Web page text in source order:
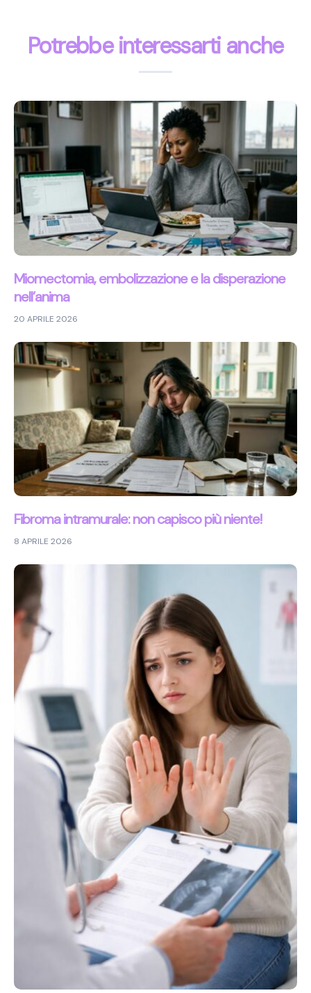
Potrebbe interessarti anche
Miomectomia, embolizzazione e la disperazione
nell’anima
20 APRILE 2026
Fibroma intramurale: non capisco più niente!
8 APRILE 2026